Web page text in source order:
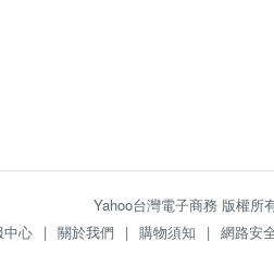
Yahoo台灣電子商務 版權所
中心 | 關於我們 | 購物須知 | 網路安